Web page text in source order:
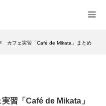
カフェ実習「Café de Mikata」まとめ
習「Café de Mikata」